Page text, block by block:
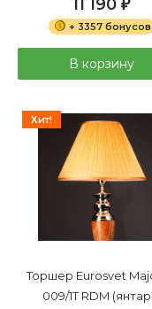
11 190 ₽
+ 3357 бонусов
В корзину
Хит!
Торшер Eurosvet
009/1T RDM